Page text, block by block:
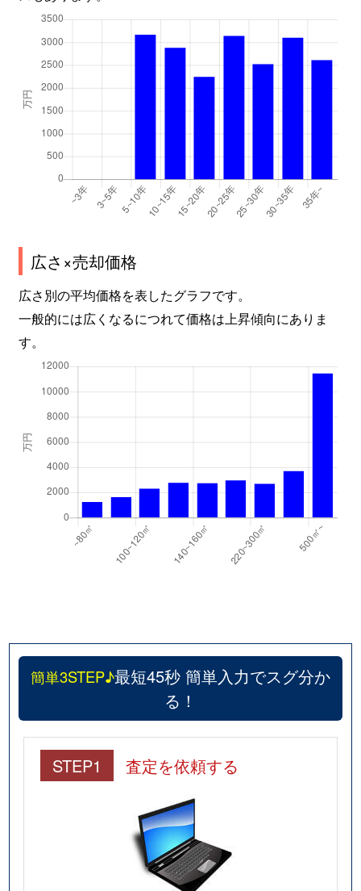
広さ×売却価格
広さ別の平均価格を表したグラフです。
一般的には広くなるにつれて価格は上昇傾向にありま
す。
簡単3STEP♪最短45秒 簡単入力でスグ分か
る！
STEP1 査定を依頼する